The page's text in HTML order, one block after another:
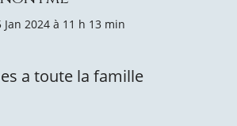
Jan 2024 à 11 h 13 min
a toute la famille